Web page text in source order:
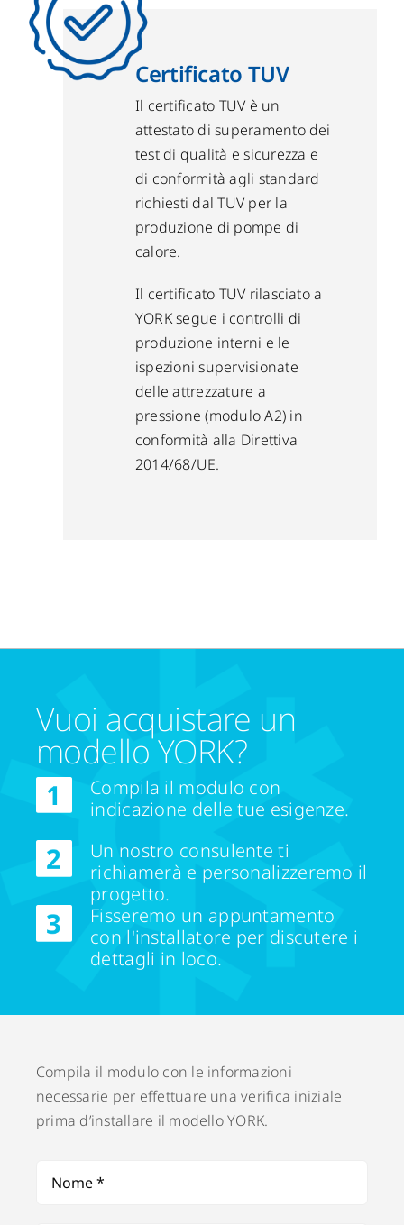
Certificato TUV
Il certificato TUV è un
attestato di superamento dei
test di qualità e sicurezza e
di conformità agli standard
richiesti dal TUV per la
produzione di pompe di
calore.
Il certificato TUV rilasciato a
YORK segue i controlli di
produzione interni e le
ispezioni supervisionate
delle attrezzature a
pressione (modulo A2) in
conformità alla Direttiva
2014/68/UE.
Vuoi acquistare un
modello YORK?
Compila il modulo con
indicazione delle tue esigenze.
Un nostro consulente ti
richiamerà e personalizzeremo il
progetto.
Fisseremo un appuntamento
con l'installatore per discutere i
dettagli in loco.
Compila il modulo con le informazioni
necessarie per effettuare una verifica iniziale
prima d’installare il modello YORK.